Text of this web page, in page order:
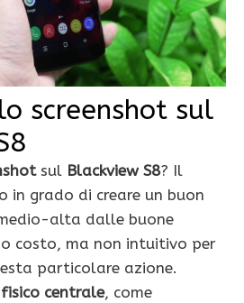
screenshot sul
sul Blackview S8? Il
in grado di creare un buon
alta dalle buone
costo, ma non intuitivo per
particolare azione.
centrale, come